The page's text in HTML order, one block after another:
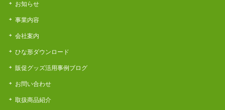
お知らせ
事業内容
会社案内
ひな形ダウンロード
販促グッズ活用事例ブログ
お問い合わせ
取扱商品紹介